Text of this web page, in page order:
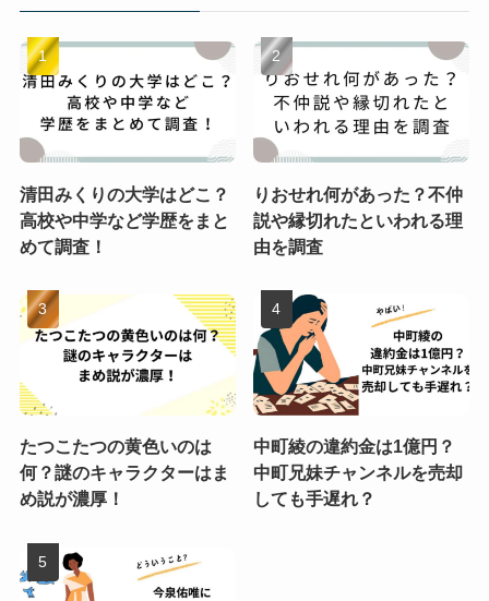
清田みくりの大学はどこ？
高校や中学など学歴をまと
めて調査！
りおせれ何があった？不仲
説や縁切れたといわれる理
由を調査
たつこたつの黄色いのは
何？謎のキャラクターはま
め説が濃厚！
中町綾の違約金は1億円？
中町兄妹チャンネルを売却
しても手遅れ？